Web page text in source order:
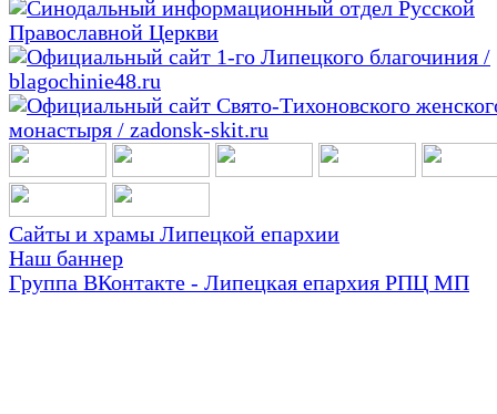
Сайты и храмы Липецкой епархии
Наш баннер
Группа ВКонтакте - Липецкая епархия РПЦ МП